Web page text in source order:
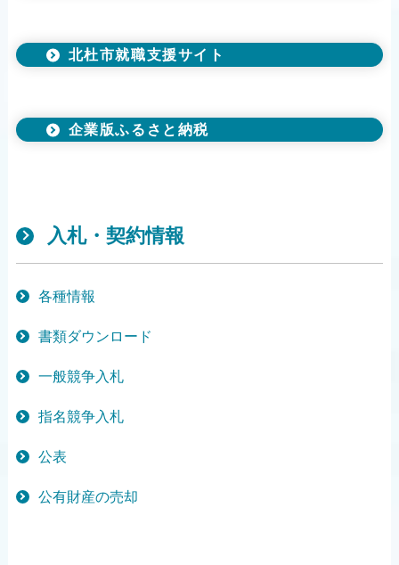
北杜市就職支援サイト
企業版ふるさと納税
入札・契約情報
各種情報
書類ダウンロード
一般競争入札
指名競争入札
公表
公有財産の売却